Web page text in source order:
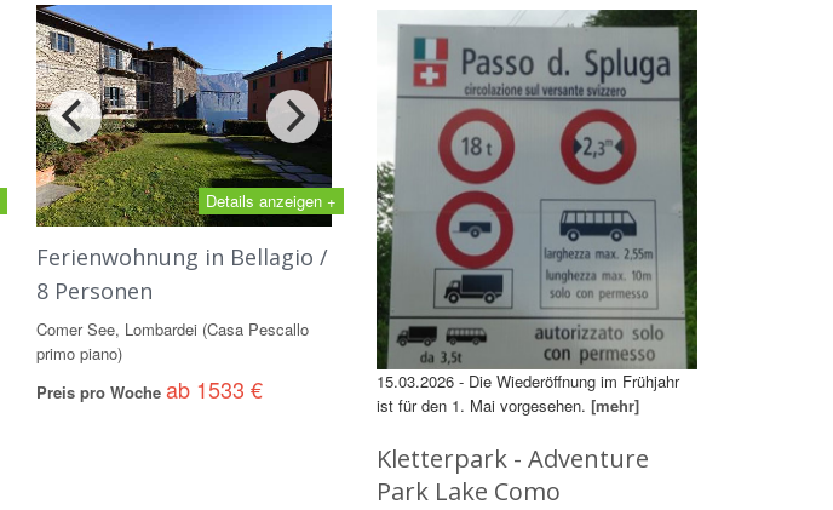
Details anzeigen +
Ferienwohnung in Bellagio /
8 Personen
Comer See, Lombardei (Casa Pescallo
primo piano)
Preis pro Woche ab 1533 €
15.03.2026 - Die Wiederöffnung im Frühjahr
ist für den 1. Mai vorgesehen. [mehr]
Kletterpark - Adventure
Park Lake Como